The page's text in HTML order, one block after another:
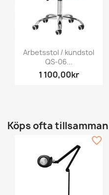
Arbetsstol / kundstol
QS-06...
1 100,00kr
Köps ofta
favorite_border